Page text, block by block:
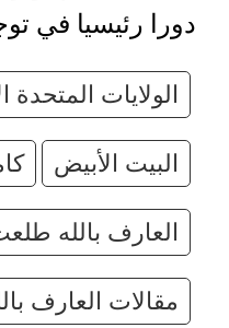
دورا رئيسيا في
الولايات المتحدة
البيت الأبيض
العارف بالله
مقالات العارف